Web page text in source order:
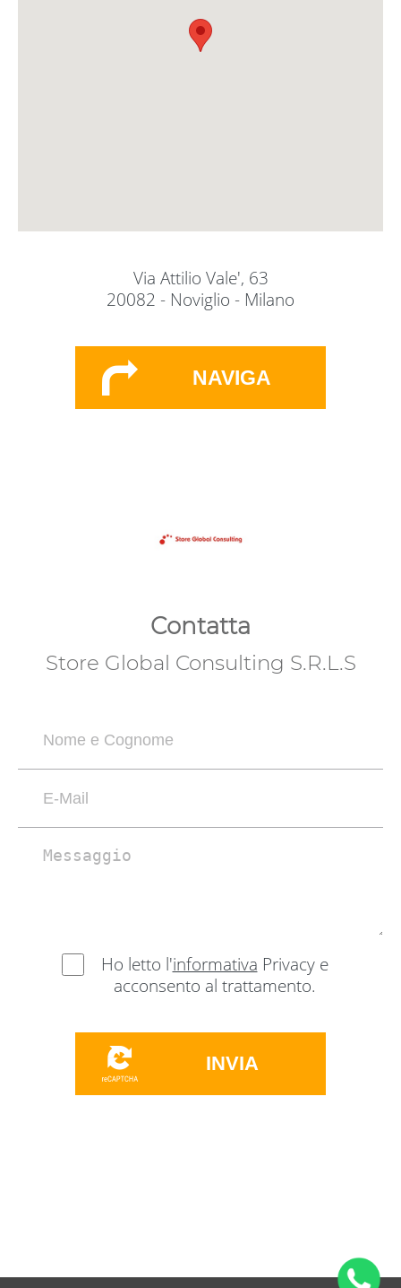
NAVIGA
Via Attilio Vale', 63
20082 - Noviglio - Milano
Contatta
Store Global Consulting S.R.L.S
Ho letto l'informativa Privacy e
acconsento al trattamento.
INVIA